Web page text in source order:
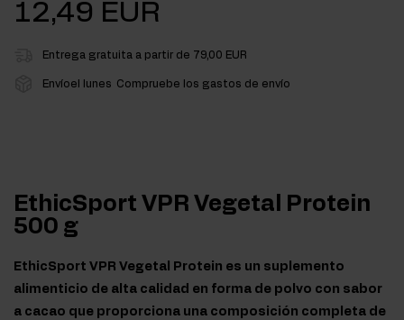
12,49 EUR
Entrega gratuita a partir de 79,00 EUR
Envíoel lunes Compruebe los gastos de envío
EthicSport VPR Vegetal Protein
500 g
EthicSport VPR Vegetal Protein es un suplemento
alimenticio de alta calidad en forma de polvo con sabor
a cacao que proporciona una composición completa de